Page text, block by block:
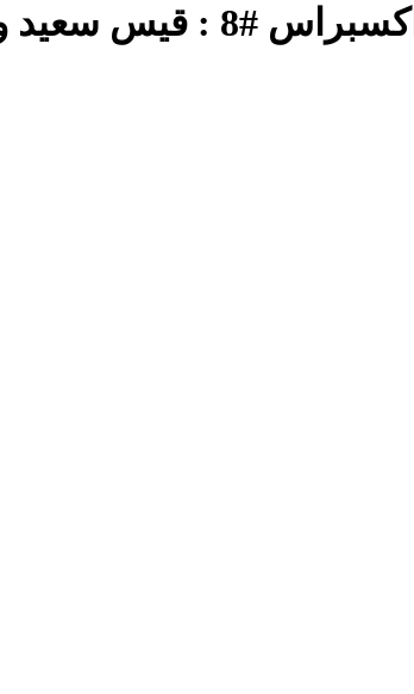
اكسبراس #8 : قيس سعيد و المديونية، لا نحبك لا نصبر عليك